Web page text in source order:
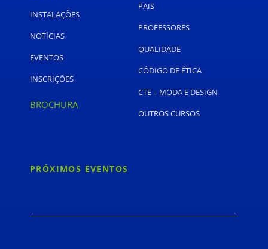
INSTALAÇÕES
NOTÍCIAS
EVENTOS
INSCRIÇÕES
BROCHURA
PAIS
PROFESSORES
QUALIDADE
CÓDIGO DE ÉTICA
CTE – MODA E DESIGN
OUTROS CURSOS
PRÓXIMOS EVENTOS